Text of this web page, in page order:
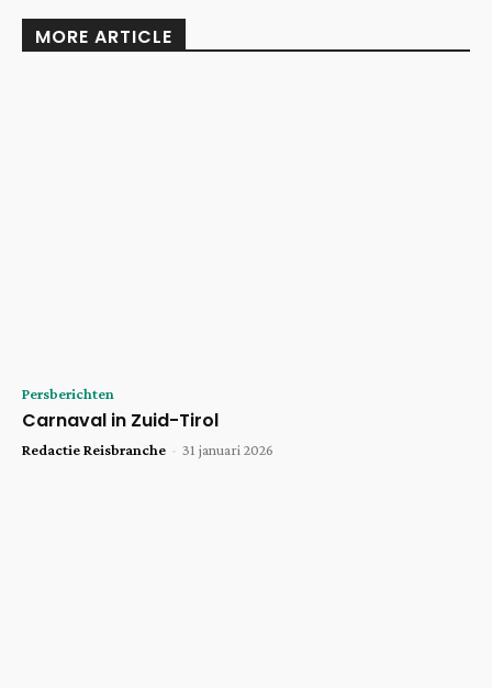
MORE ARTICLE
Persberichten
Carnaval in Zuid-Tirol
Redactie Reisbranche - 31 januari 2026